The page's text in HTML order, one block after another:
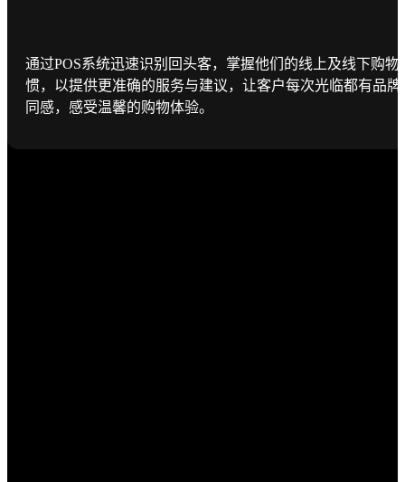
通过POS系统迅速识别回头客，掌握他们的线上及线下购物
惯，以提供更准确的服务与建议，让客户每次光临都有品牌
同感，感受温馨的购物体验。